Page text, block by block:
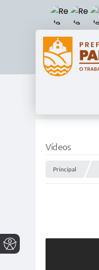
Vídeos
Principal